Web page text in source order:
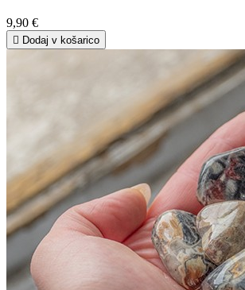
9,90 €
 Dodaj v košarico